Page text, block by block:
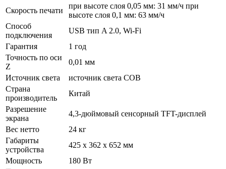
Скорость печати
при высоте слоя 0,05 мм: 31 мм/ч при
высоте слоя 0,1 мм: 63 мм/ч
Способ
подключения
USB тип A 2.0, Wi-Fi
Гарантия
1 год
Точность по оси
Z
0,01 мм
Источник света
источник света COB
Страна
производитель
Китай
Разрешение
экрана
4,3-дюймовый сенсорный TFT-дисплей
Вес нетто
24 кг
Габариты
устройства
425 х 362 х 652 мм
Мощность
180 Вт